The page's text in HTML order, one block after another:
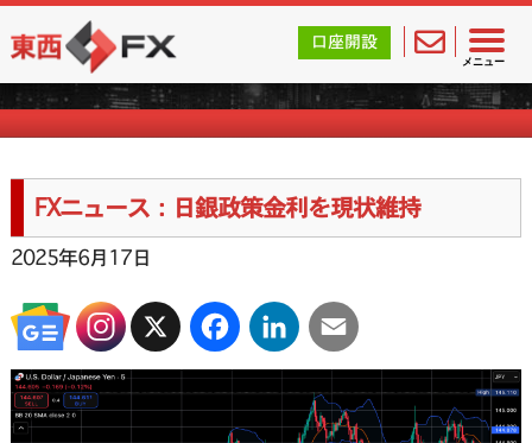
メニュー
東西FX｜海外FX会社（ブローカー）の無料口座開設サポ
口座開設
FXニュース一覧
FXニュース：日銀政策金利を現状維持
2025年6月17日
X FacebookLinkedInEmail